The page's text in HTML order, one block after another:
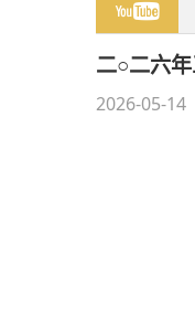
二○二六
2026-05-14